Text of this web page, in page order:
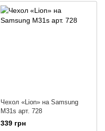
Чехол «Lion» на Samsung
M31s арт. 728
339 грн